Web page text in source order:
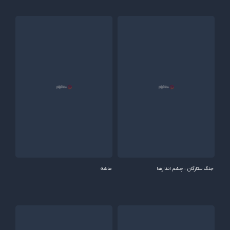
جنگ ستارگان : چشم اندازها ماشه